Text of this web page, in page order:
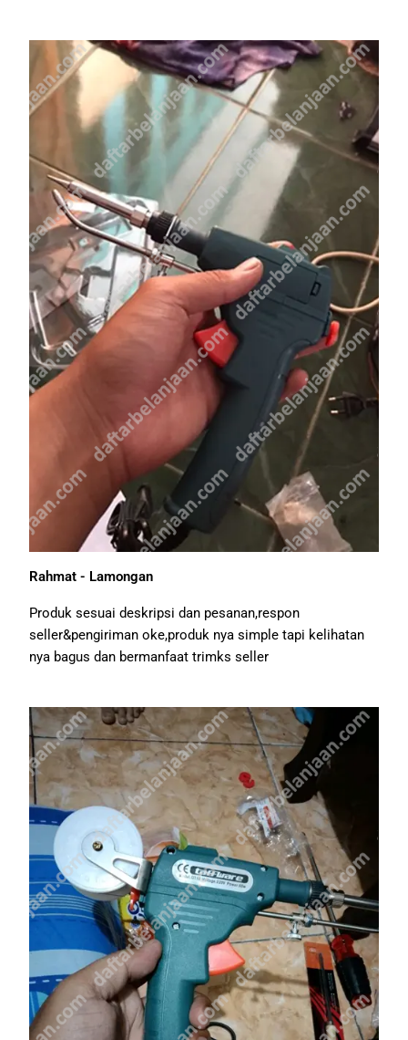
Rahmat - Lamongan
Produk sesuai deskripsi dan pesanan,respon
seller&pengiriman oke,produk nya simple tapi kelihatan
nya bagus dan bermanfaat trimks seller